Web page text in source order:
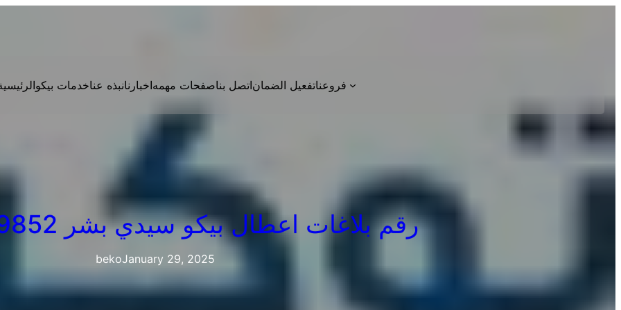
خدمات بيكونبذه عنااخبارناصفحات مهمهاتصل بناتفعيل الضمانفروعنا
رقم بلاغات اعطال بيكو سيدي بشر 01210999852
bekoJanuary 29, 2025